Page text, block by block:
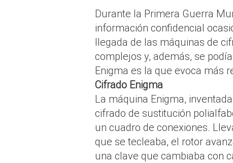
Durante la Primera Guerra
información confidencial
llegada de las máquinas de
complejos y, además, se
Enigma es la que evoca más
Cifrado Enigma
La máquina Enigma,
cifrado de sustitución
un cuadro de conexiones.
que se tecleaba, el rotor
una clave que cambiaba con